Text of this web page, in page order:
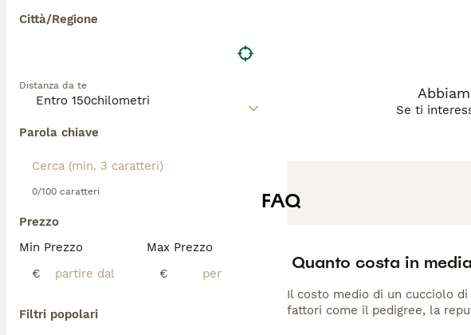
Città/Regione
Distanza da te
Parola chiave
0/100 caratteri
Prezzo
Min Prezzo
€
Max Prezzo
€
Filtri popolari
Se ti
FAQ
Quanto costa in
Il costo medio di un cucciolo
fattori come il pedigree, la